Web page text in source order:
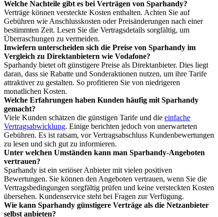
Welche Nachteile gibt es bei Verträgen von Sparhandy?
Verträge können versteckte Kosten enthalten. Achten Sie auf
Gebühren wie Anschlusskosten oder Preisänderungen nach einer
bestimmten Zeit. Lesen Sie die Vertragsdetails sorgfältig, um
Überraschungen zu vermeiden.
Inwiefern unterscheiden sich die Preise von Sparhandy im
Vergleich zu Direktanbietern wie Vodafone?
Sparhandy bietet oft günstigere Preise als Direktanbieter. Dies liegt
daran, dass sie Rabatte und Sonderaktionen nutzen, um ihre Tarife
attraktiver zu gestalten. So profitieren Sie von niedrigeren
monatlichen Kosten.
Welche Erfahrungen haben Kunden häufig mit Sparhandy
gemacht?
Viele Kunden schätzen die günstigen Tarife und die einfache
Vertragsabwicklung. Einige berichten jedoch von unerwarteten
Gebühren. Es ist ratsam, vor Vertragsabschluss Kundenbewertungen
zu lesen und sich gut zu informieren.
Unter welchen Umständen kann man Sparhandy-Angeboten
vertrauen?
Sparhandy ist ein seriöser Anbieter mit vielen positiven
Bewertungen. Sie können den Angeboten vertrauen, wenn Sie die
Vertragsbedingungen sorgfältig prüfen und keine versteckten Kosten
übersehen. Kundenservice steht bei Fragen zur Verfügung.
Wie kann Sparhandy günstigere Verträge als die Netzanbieter
selbst anbieten?